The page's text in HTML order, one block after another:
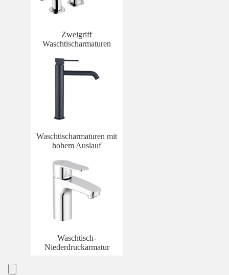
Zweigriff
Waschtischarmaturen
Waschtischarmaturen mit
hohem Auslauf
Waschtisch-
Niederdruckarmatur